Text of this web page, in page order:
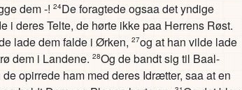
dem -! 24De foragtede ogsaa det yndige
i deres Telte, de hørte ikke paa Herrens Røst.
lade dem falde i Ørken, 27og at han vilde lade
dem i Landene. 28Og de bandt sig til Baal-
de opirrede ham med deres Idrætter, saa at en